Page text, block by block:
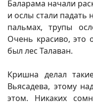
Баларама начали
и ослы стали падать
пальмах, трупы
Очень красиво, это
был лес Талаван.
Кришна делал
Вьясадева, этому
этом. Никаких